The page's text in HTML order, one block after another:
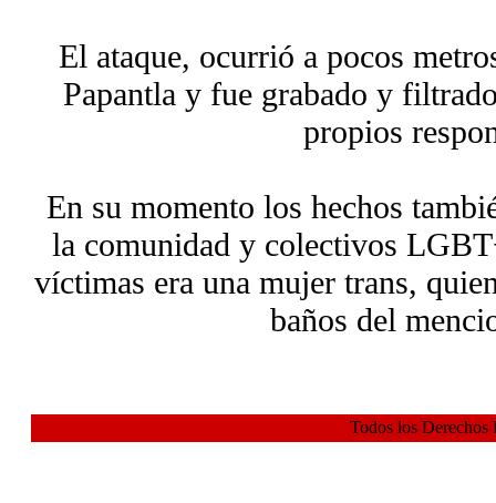
El ataque, ocurrió a pocos
Papantla y fue grabado y
propios
En su momento los hechos
la comunidad y colectivos
víctimas era una mujer trans,
baños del
Todos los Derechos